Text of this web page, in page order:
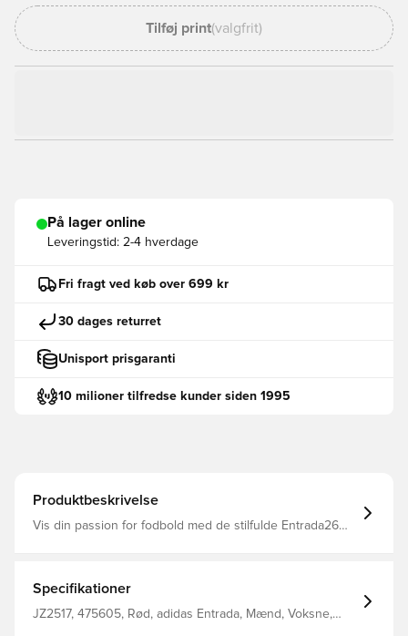
Tilføj print(valgfrit)
På lager online
Leveringstid: 2-4 hverdage
Fri fragt ved køb over 699 kr
30 dages returret
Unisport prisgaranti
10 milioner tilfredse kunder siden 1995
Produktbeskrivelse
Vis din passion for fodbold med de stilfulde Entrada26
sportsmærke Normal pasform 100% polyester (100%
genanvendt)
Specifikationer
JZ2517, 475605, Rød, adidas Entrada, Mænd, Voksne,